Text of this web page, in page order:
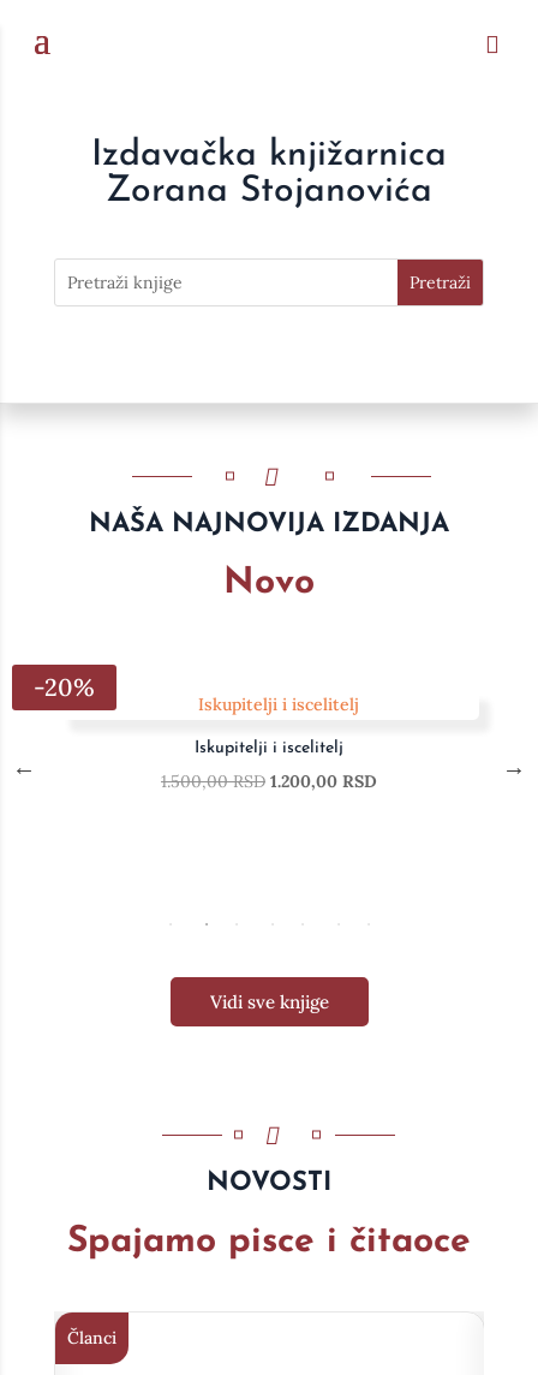
Izdavačka knjižarnica
Zorana Stojanovića
NAŠA NAJNOVIJA IZDANJA
Novo
-20%
Iskupitelji i iscelitelj
1.500,00RSD 1.200,00 RSD
Vidi sve knjige
NOVOSTI
Spajamo pisce i čitaoce
Članci